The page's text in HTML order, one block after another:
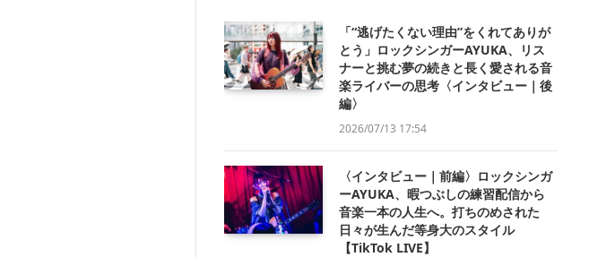
「“逃げたくない理由”をくれてありが
とう」ロックシンガーAYUKA、リス
ナーと挑む夢の続きと長く愛される音
楽ライバーの思考〈インタビュー｜後
編〉
2026/07/13 17:54
〈インタビュー｜前編〉ロックシンガ
ーAYUKA、暇つぶしの練習配信から
音楽一本の人生へ。打ちのめされた
日々が生んだ等身大のスタイル
【TikTok LIVE】